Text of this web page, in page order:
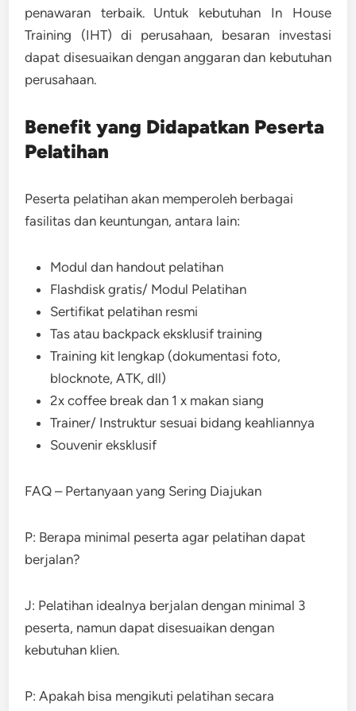
penawaran terbaik. Untuk kebutuhan In House
Training (IHT) di perusahaan, besaran investasi
dapat disesuaikan dengan anggaran dan kebutuhan
perusahaan.
Benefit yang Didapatkan Peserta
Pelatihan
Peserta pelatihan akan memperoleh berbagai
fasilitas dan keuntungan, antara lain:
Modul dan handout pelatihan
Flashdisk gratis/ Modul Pelatihan
Sertifikat pelatihan resmi
Tas atau backpack eksklusif training
Training kit lengkap (dokumentasi foto,
blocknote, ATK, dll)
2x coffee break dan 1 x makan siang
Trainer/ Instruktur sesuai bidang keahliannya
Souvenir eksklusif
FAQ – Pertanyaan yang Sering Diajukan
P: Berapa minimal peserta agar pelatihan dapat
berjalan?
J: Pelatihan idealnya berjalan dengan minimal 3
peserta, namun dapat disesuaikan dengan
kebutuhan klien.
P: Apakah bisa mengikuti pelatihan secara